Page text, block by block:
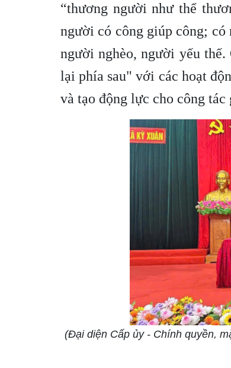
“thương người như thể
người có công giúp công;
người nghèo, người yếu
lại phía sau" với các hoạt
và tạo động lực cho công tác
(Đại diện Cấp ủy - Chính quyền,